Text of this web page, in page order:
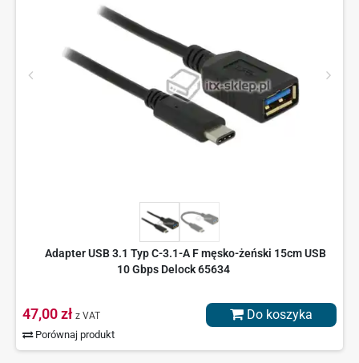
Adapter USB 3.1 Typ C-3.1-A F męsko-żeński 15cm USB
10 Gbps Delock 65634
47,00 zł z VAT
Porównaj produkt
Do koszyka